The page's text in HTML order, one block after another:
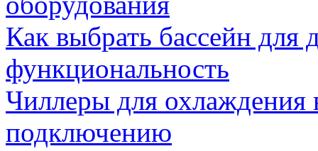
Как выбрать бассейн для
функциональность
Чиллеры для охлаждения
подключению